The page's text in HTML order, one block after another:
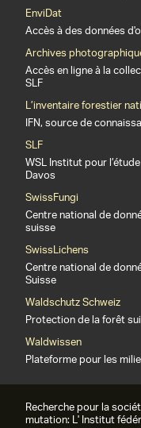
EnviDat
Accès à des données
Archives
Accès en ligne à la
SLF
L’inventaire forestier
IFN, source de
SLF
WSL Institut pour
Davos
SwissFungi
Centre national de
suisse
SwissLichens
Centre national de
Suisse
Waldschutz Schweiz
Protection de la forêt
Waldwissen
Plateforme pour les
Recherche pour la
mutation: L' Institut